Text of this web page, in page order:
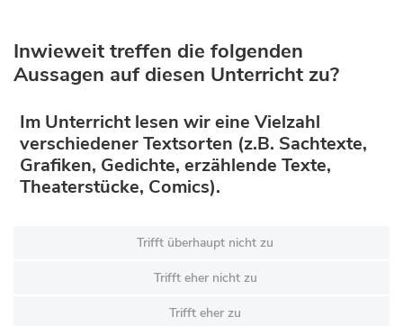
Inwieweit treffen die folgenden
Aussagen auf diesen Unterricht zu?
Im Unterricht lesen wir eine Vielzahl
verschiedener Textsorten (z.B. Sachtexte,
Grafiken, Gedichte, erzählende Texte,
Theaterstücke, Comics).
Trifft überhaupt nicht zu
Trifft eher nicht zu
Trifft eher zu